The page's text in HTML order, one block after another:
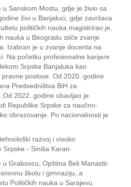
Sanskom Mostu, gdje je živio sa
živi u Banjaluci, gdje završava
političkih nauka magistrirao je,
nauka u Beogradu stiče zvanje
Izabran je u zvanje docenta na
Na početku profesionalne karijere
Srpske Banjaluka kao
poslove. Od 2020. godine
Predsedništva BiH za
2022. godine obavljao je
Republike Srpske za naučno-
obrazovanje. Po nacionalnosti je
razvoj i visoko
Srpske - Siniša Karan
Grabovcu, Opština Beli Manastir.
školu i gimnaziju, a
Političkih nauka u Sarajevu.